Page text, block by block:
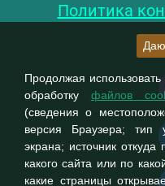
Политика
Продолжая
обработку файлов
(сведения о
версия Браузера; тип
экрана; источник
какого сайта или по
какие страницы